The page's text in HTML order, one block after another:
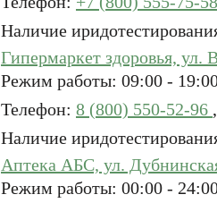
Наличие
Гипермаркет здоровья, ул.
Режим работы: 09:00 -
Телефон: 8 (800) 550-52-96 ,
Наличие
Аптека АБС, ул.
Режим работы: 00:00 -